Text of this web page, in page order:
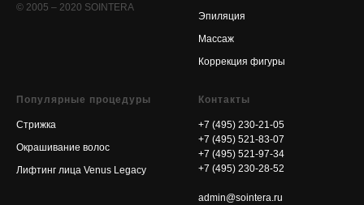
© 2005 – 2020 SOINTERA
Эпиляция
Массаж
Коррекция фигуры
Популярные процедуры
Стрижка
Окрашивание волос
Лифтинг лица Venus Legacy
Контакты
+7 (495) 230-21-05
+7 (495) 521-83-07
+7 (495) 521-97-34
+7 (495) 230-28-52
admin@sointera.ru